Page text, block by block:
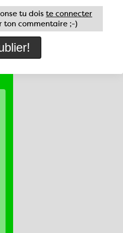
tu dois te connecter
ton commentaire ;-)